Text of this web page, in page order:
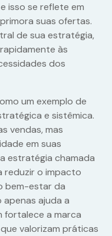
isso se reflete em
suas ofertas.
de sua estratégia,
às
dos
um exemplo de
e sistêmica.
vendas, mas
em suas
estratégia chamada
reduzir o impacto
bem-estar da
ajuda a
fortalece a marca
valorizam práticas